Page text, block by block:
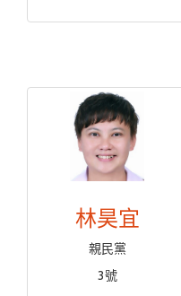
林昊宜
親民黨
3號